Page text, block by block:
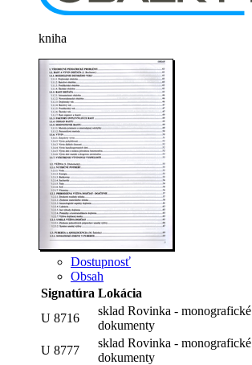
kniha
Dostupnosť
Obsah
Signatúra Lokácia
U 8716
sklad Rovinka - monografické
dokumenty
U 8777
sklad Rovinka - monografické
dokumenty